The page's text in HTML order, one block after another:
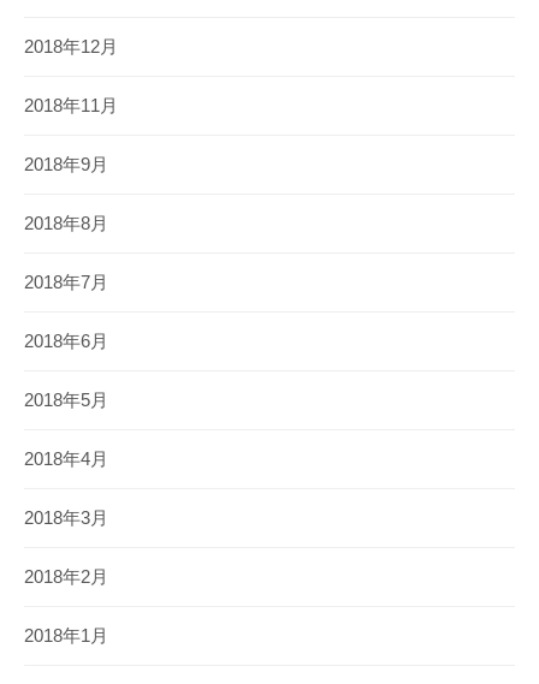
2018年12月
2018年11月
2018年9月
2018年8月
2018年7月
2018年6月
2018年5月
2018年4月
2018年3月
2018年2月
2018年1月